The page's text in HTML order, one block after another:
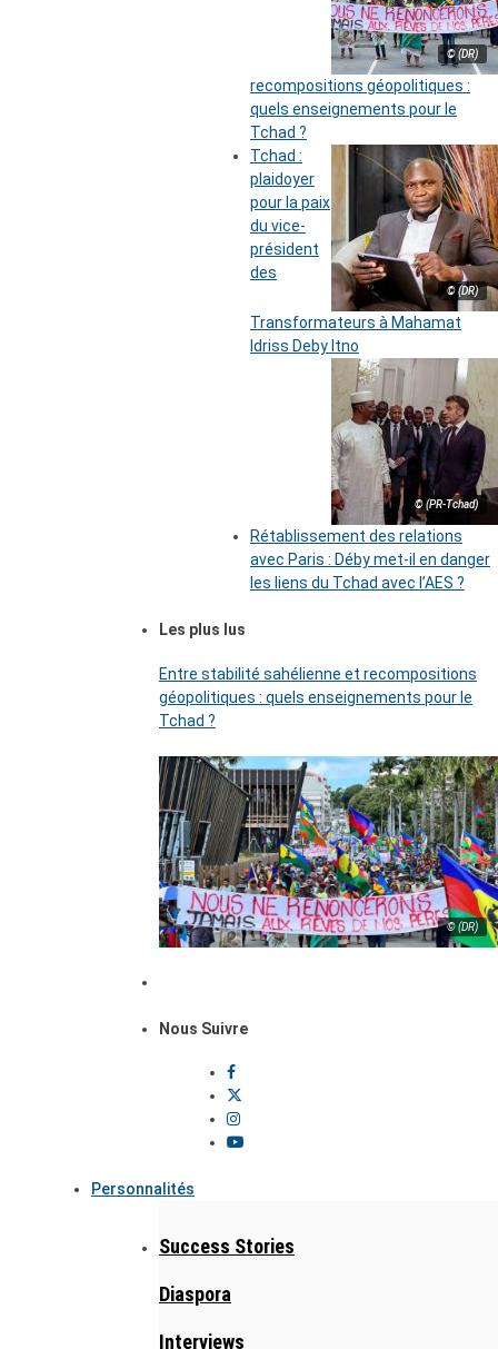
© (DR)
recompositions géopolitiques :
quels enseignements pour le
Tchad ?
© (DR)
Tchad :
plaidoyer
pour la paix
du vice-
président
des
Transformateurs à Mahamat
Idriss Deby Itno
© (PR-Tchad)
Rétablissement des relations
avec Paris : Déby met-il en danger
les liens du Tchad avec l’AES ?
Les plus lus
Entre stabilité sahélienne et recompositions
géopolitiques : quels enseignements pour le
Tchad ?
© (DR)
Nous Suivre
Personnalités
Success Stories
Diaspora
Interviews